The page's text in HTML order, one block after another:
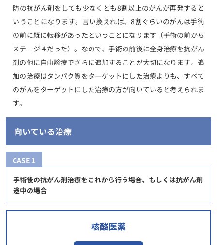
防の抗がん剤をしても少なくとも8割以上のがんが再発すると
いうことになります。言い換えれば、8割ぐらいのがんは手術
の前に既に転移があったということになります（手術の前から
ステージ４だった）。なので、手術の前後に全身治療を抗がん
剤の他に自由診療でさらに追加することが大切になります。追
加の治療はタンパク質をターゲットにした治療よりも、すべて
のがんをターゲットにした治療の方が向いていると考えられま
す。
向いている治療
CASE 1
手術後の抗がん剤治療をこれから行う場合、もしくは抗がん剤
途中の場合
核酸医薬